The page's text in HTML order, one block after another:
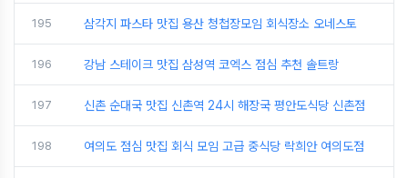
195 삼각지 파스타 맛집 용산 청첩장모임 회식장소 오네스토
196 강남 스테이크 맛집 삼성역 코엑스 점심 추천 솔트랑
197 신촌 순대국 맛집 신촌역 24시 해장국 평안도식당 신촌점
198 여의도 점심 맛집 회식 모임 고급 중식당 락희안 여의도점